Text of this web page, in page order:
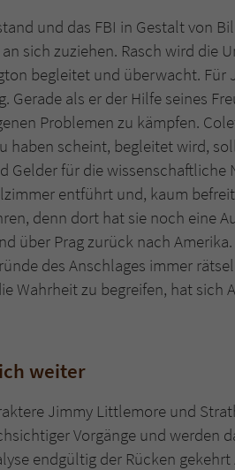
und das FBI in Gestalt von
sich zuziehen. Rasch wird die
begleitet und überwacht.
als er der Hilfe seines
Problemen zu kämpfen.
haben scheint, begleitet wird,
Gelder für die wissenschaftliche
entführt und, kaum
denn dort hat sie noch eine
über Prag zurück nach
des Anschlages immer
Wahrheit zu begreifen, hat sich
weiter
Jimmy Littlemore und
Vorgänge und werden
endgültig der Rücken